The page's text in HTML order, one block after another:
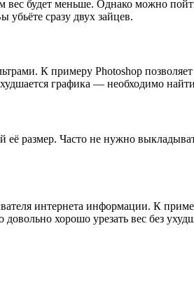
будет меньше. Однако можно
сразу двух зайцев.
К примеру Photoshop
графика — необходимо
размер. Часто не нужно
интернета информации. К
довольно хорошо урезать вес без